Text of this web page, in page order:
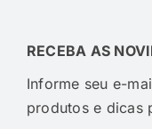
RECEBA AS
Informe seu e-
produtos e dicas